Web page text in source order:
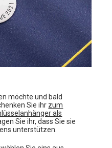
möchte und bald
Sie ihr zum
als
Sie ihr, dass Sie sie
unterstützen.